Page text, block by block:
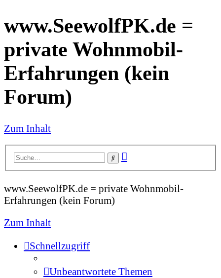
www.SeewolfPK.de =
private Wohnmobil-
Erfahrungen (kein
Forum)
Zum Inhalt
SucheErweiterte
www.SeewolfPK.de = private Wohnmobil-
Erfahrungen (kein Forum)
Zum Inhalt
Schnellzugriff
Unbeantwortete Themen